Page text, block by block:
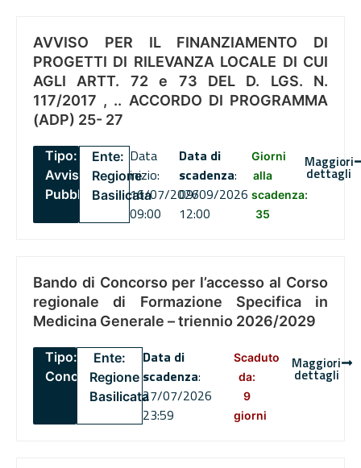
AVVISO PER IL FINANZIAMENTO DI
PROGETTI DI RILEVANZA LOCALE DI CUI
AGLI ARTT. 72 e 73 DEL D. LGS. N.
117/2017 , .. ACCORDO DI PROGRAMMA
(ADP) 25- 27
Tipo:
Avviso
Pubblico
Ente:
Regione
Basilicata
Data
inizio:
16/07/2026
09:00
Data di
scadenza:
09/09/2026
12:00
Giorni
alla
scadenza:
35
Maggiori
dettagli
Bando di Concorso per l’accesso al Corso
regionale di Formazione Specifica in
Medicina Generale – triennio 2026/2029
Tipo:
Concorsi
Ente:
Regione
Basilicata
Data di
scadenza:
27/07/2026
23:59
Scaduto
da:
9
giorni
Maggiori
dettagli